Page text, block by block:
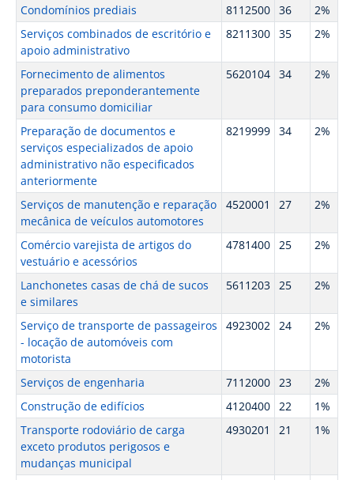
Condomínios prediais 8112500 36
2%
Serviços combinados de escritório e
apoio administrativo
8211300 35 2%
Fornecimento de alimentos
preparados preponderantemente
para consumo domiciliar
5620104 34 2%
Preparação de documentos e
serviços especializados de apoio
administrativo não especificados
anteriormente
8219999 34 2%
Serviços de manutenção e reparação
mecânica de veículos automotores
4520001 27 2%
Comércio varejista de artigos do
vestuário e acessórios
4781400 25 2%
Lanchonetes casas de chá de sucos
e similares
5611203 25 2%
Serviço de transporte de passageiros
- locação de automóveis com
motorista
4923002 24 2%
Serviços de engenharia 7112000 23
2%
Construção de edifícios
4120400 22
1%
Transporte rodoviário de carga
exceto produtos perigosos e
mudanças municipal
4930201 21 1%